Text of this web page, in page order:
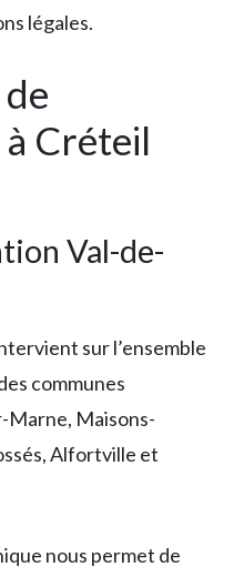
légales.
Créteil
Val-de-
sur l’ensemble
communes
Marne, Maisons-
Alfortville et
nous permet de